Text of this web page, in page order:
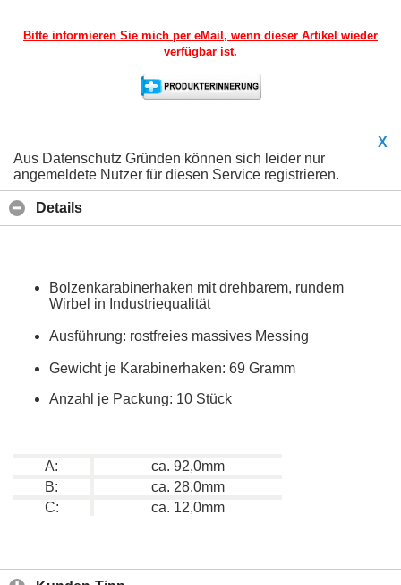
Bitte informieren Sie mich per eMail, wenn dieser Artikel wieder
verfügbar ist.
X
Aus Datenschutz Gründen können sich leider nur
angemeldete Nutzer für diesen Service registrieren.
Details
Bolzenkarabinerhaken mit drehbarem, rundem
Wirbel in Industriequalität
Ausführung: rostfreies massives Messing
Gewicht je Karabinerhaken: 69 Gramm
Anzahl je Packung: 10 Stück
A:
ca. 92,0mm
B:
ca. 28,0mm
C:
ca. 12,0mm